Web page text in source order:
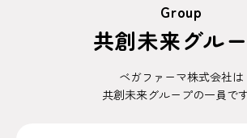
Group
共創未来グル
ベガファーマ株式会社は
共創未来グループの一員です